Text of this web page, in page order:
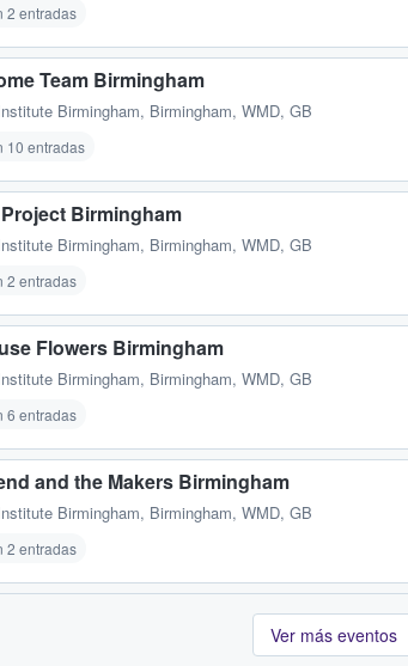
2 entradas
Team Birmingham
Birmingham, Birmingham, WMD, GB
10 entradas
Birmingham
Birmingham, Birmingham, WMD, GB
2 entradas
Flowers Birmingham
Birmingham, Birmingham, WMD, GB
6 entradas
and the Makers Birmingham
Birmingham, Birmingham, WMD, GB
2 entradas
Ver más eventos